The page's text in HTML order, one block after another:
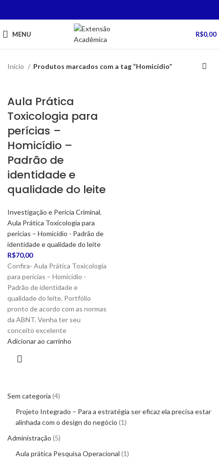
MENU R$0,00
Sem categoria 4
Projeto Integrado – Para a estratégia ser eficaz ela precisa estar
alinhada com o design do negócio 1
Administração 5
Aula prática Pesquisa Operacional 1
Início Produtos marcados com a tag “Homicídio”
Aula Prática
Toxicologia para
perícias –
Homicídio –
Padrão de
identidade e
qualidade do leite
Investigação e Perícia Criminal,
Aula Prática Toxicologia para
perícias – Homicídio - Padrão de
identidade e qualidade do leite
R$70,00
Confira- Aula Prática Toxicologia
para perícias – Homicídio -
Padrão de identidade e
qualidade do leite. Portfólio
pronto de acordo com as normas
da ABNT. Venha ter seu
conceito excelente
Adicionar ao carrinho